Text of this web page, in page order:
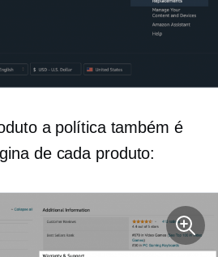
a política também é
de cada produto: